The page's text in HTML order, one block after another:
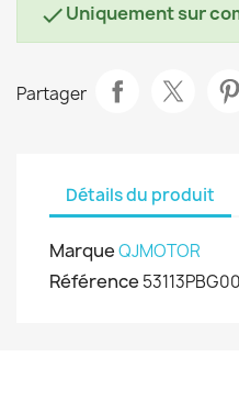
Uniquement sur
Partager
Détails du produit
MarqueQJMOTOR
Référence